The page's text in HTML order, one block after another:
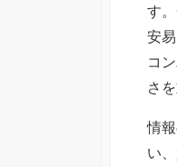
す
安
コ
さ
情
い